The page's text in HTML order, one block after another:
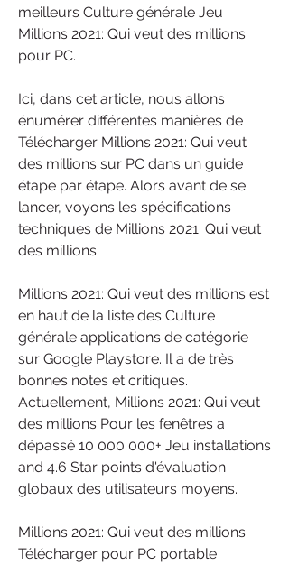
meilleurs Culture générale Jeu
Millions 2021: Qui veut des millions
pour PC.
Ici, dans cet article, nous allons
énumérer différentes manières de
Télécharger Millions 2021: Qui veut
des millions sur PC dans un guide
étape par étape. Alors avant de se
lancer, voyons les spécifications
techniques de Millions 2021: Qui veut
des millions.
Millions 2021: Qui veut des millions est
en haut de la liste des Culture
générale applications de catégorie
sur Google Playstore. Il a de très
bonnes notes et critiques.
Actuellement, Millions 2021: Qui veut
des millions Pour les fenêtres a
dépassé 10 000 000+ Jeu installations
and 4.6 Star points d'évaluation
globaux des utilisateurs moyens.
Millions 2021: Qui veut des millions
Télécharger pour PC portable